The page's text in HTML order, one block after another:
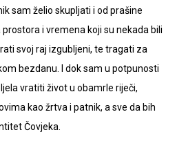
sam želio skupljati i od prašine
i vremena koji su nekada bili
svoj raj izgubljeni, te tragati za
bezdanu. I dok sam u potpunosti
vratiti život u obamrle riječi,
kao žrtva i patnik, a sve da bih
Čovjeka.